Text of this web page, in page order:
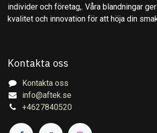
individer och företag,. Våra blandningar
kvalitet och innovation för att höja din
Kontakta oss
Kontakta oss
info@aftek.se
+4627840520